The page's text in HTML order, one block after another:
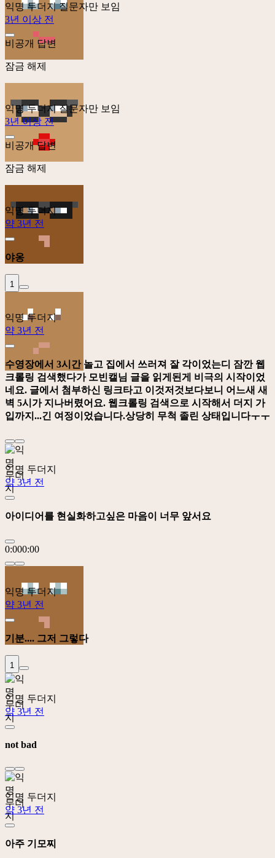
익명 두더지질문자만 보임
3년 이상 전
비공개 답변
잠금 해제
익명 두더지질문자만 보임
3년 이상 전
비공개 답변
잠금 해제
익명 두더지
약 3년 전
야옹
1
익명 두더지
약 3년 전
수영장에서 3시간 놀고 집에서 쓰러져 잘 각이었는디 잠깐 웹
크롤링 검색했다가 모빈캘님 글을 읽게된게 비극의 시작이었
네요. 글에서 첨부하신 링크타고 이것저것보다보니 어느새 새
벽 5시가 지나버렸어요. 웹크롤링 검색으로 시작해서 더지 가
입까지...긴 여정이었습니다.상당히 무척 졸린 상태입니다ㅜㅜ
익명 두더지
약 3년 전
아이디어를 현실화하고싶은 마음이 너무 앞서요
0:000:00
익명 두더지
약 3년 전
기분.... 그저 그렇다
1
익명 두더지
약 3년 전
not bad
익명 두더지
약 3년 전
아주 기모찌